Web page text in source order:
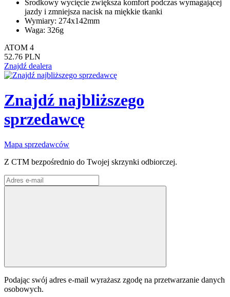
Środkowy wycięcie zwiększa komfort podczas wymagającej
jazdy i zmniejsza nacisk na miękkie tkanki
Wymiary: 274x142mm
Waga: 326g
ATOM 4
52.76 PLN
Znajdź dealera
Znajdź najbliższego
sprzedawcę
Mapa sprzedawców
Z CTM bezpośrednio do Twojej skrzynki odbiorczej.
Podając swój adres e-mail wyrażasz zgodę na przetwarzanie danych
osobowych.